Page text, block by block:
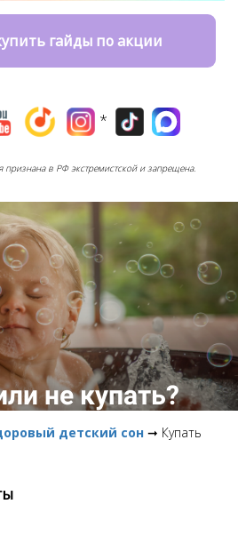
гайды по акции
*
признана в РФ экстремистской и запрещена.
не купать?
детский сон ➞ Купать